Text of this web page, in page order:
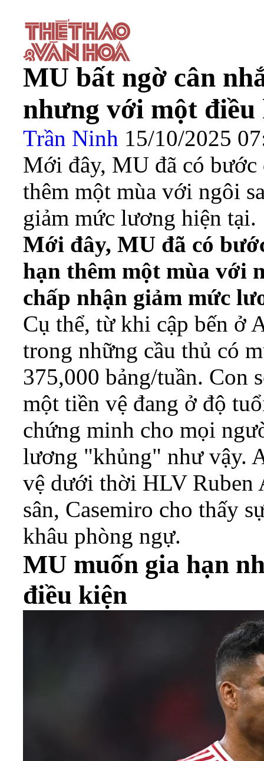
MU bất ngờ cân
nhưng với một
Trần Ninh 15/10/2025
Mới đây, MU đã có bước
thêm một mùa với ngôi
giảm mức lương hiện tại.
Mới đây, MU đã có
hạn thêm một mùa với
chấp nhận giảm mức
Cụ thể, từ khi cập bến ở
trong những cầu thủ có
375,000 bảng/tuần. Con
một tiền vệ đang ở độ
chứng minh cho mọi
lương "khủng" như vậy.
vệ dưới thời HLV Ruben
sân, Casemiro cho thấy
khâu phòng ngự.
MU muốn gia hạn
điều kiện